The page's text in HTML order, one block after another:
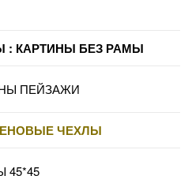
: КАРТИНЫ БЕЗ РАМЫ
ПЕЙЗАЖИ
ЧЕХЛЫ